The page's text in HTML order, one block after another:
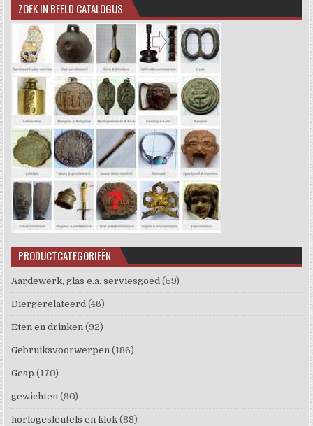
ZOEK IN BEELD CATALOGUS
PRODUCTCATEGORIEËN
Aardewerk, glas e.a. serviesgoed (59)
Diergerelateerd (46)
Eten en drinken (92)
Gebruiksvoorwerpen (186)
Gesp (170)
gewichten (90)
horlogesleutels en klok (88)